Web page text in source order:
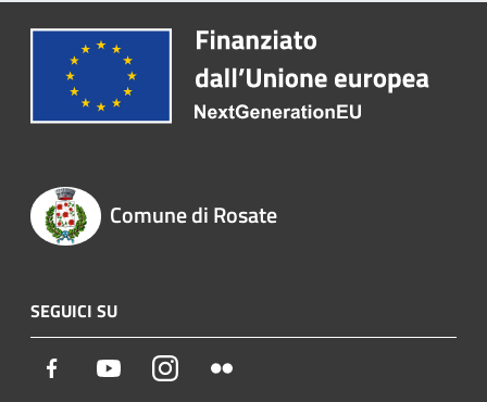
Comune di Rosate
SEGUICI SU
Facebook YoutubeInstagram